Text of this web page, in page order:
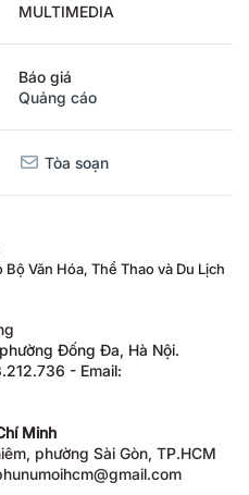
MULTIMEDIA
Báo giá
Quảng cáo
Tòa soạn
Văn Hóa, Thể Thao và Du Lịch
Đống Đa, Hà Nội.
- Email:
Minh
phường Sài Gòn, TP.HCM